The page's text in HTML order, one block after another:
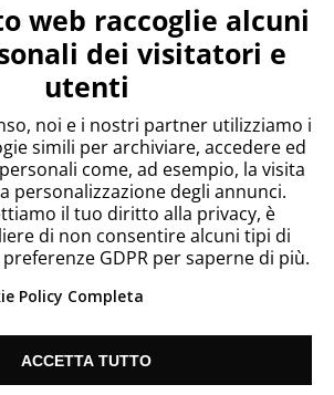
Accedi
Feed dei contenuti
Feed dei commenti
WordPress.org
web raccoglie alcuni
dei visitatori e
utenti
noi e i nostri partner utilizziamo i
simili per archiviare, accedere ed
come, ad esempio, la visita
personalizzazione degli annunci.
il tuo diritto alla privacy, è
di non consentire alcuni tipi di
GDPR per saperne di più.
Policy Completa
ACCETTA TUTTO